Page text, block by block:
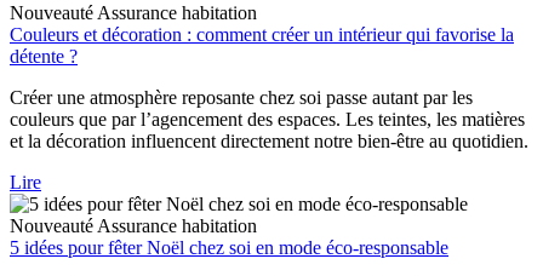
Nouveauté Assurance habitation
Couleurs et décoration : comment créer un intérieur qui favorise la
détente ?
Créer une atmosphère reposante chez soi passe autant par les
couleurs que par l’agencement des espaces. Les teintes, les matières
et la décoration influencent directement notre bien-être au quotidien.
Lire
Nouveauté Assurance habitation
5 idées pour fêter Noël chez soi en mode éco-responsable